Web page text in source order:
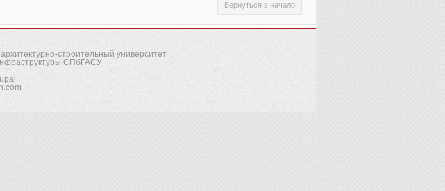
Вернуться в начало
строительный университет
СПбГАСУ